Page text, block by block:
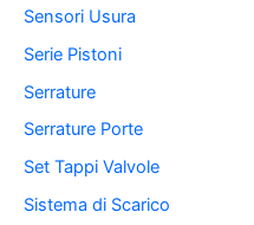
Sensori Usura
Serie Pistoni
Serrature
Serrature Porte
Set Tappi Valvole
Sistema di Scarico